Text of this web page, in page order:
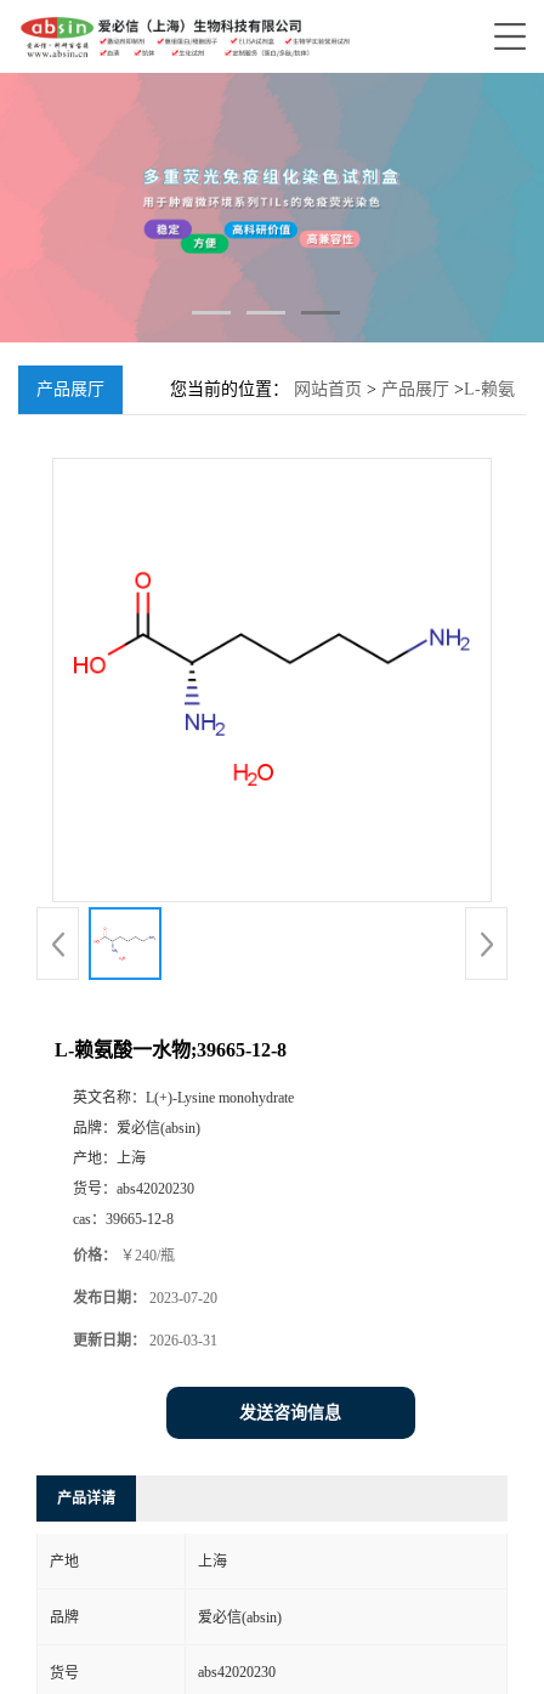
产品展厅 您当前的位置： 网站首页 > 产品展厅 >L-赖氨
L-赖氨酸一水物;39665-12-8
英文名称： L(+)-Lysine monohydrate
品牌： 爱必信(absin)
产地： 上海
货号： abs42020230
cas： 39665-12-8
价格： ￥240/瓶
发布日期： 2023-07-20
更新日期： 2026-03-31
发送咨询信息
产品详请
产地 上海
品牌 爱必信(absin)
货号 abs42020230